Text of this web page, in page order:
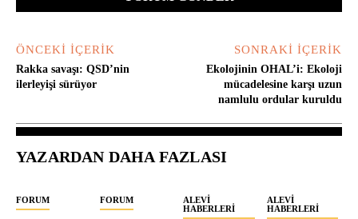
ÖNCEKI İÇERIK
Rakka savaşı: QSD’nin
ilerleyişi sürüyor
SONRAKI İÇERIK
Ekolojinin OHAL’i: Ekoloji
mücadelesine karşı uzun
namlulu ordular kuruldu
YAZARDAN DAHA FAZLASI
FORUM FORUM
ALEVI
HABERLERI
ALEVI
HABERLERI